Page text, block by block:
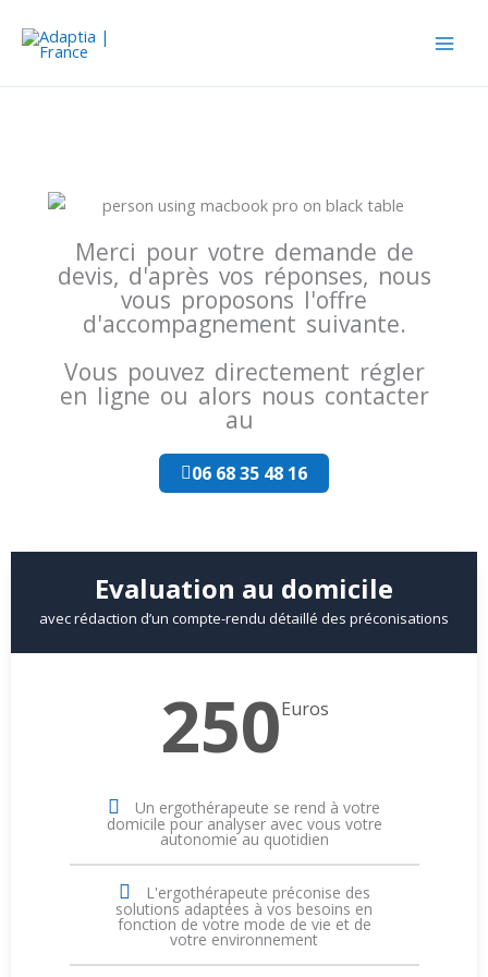
contenu
Merci pour votre demande de
devis, d'après vos réponses, nous
vous proposons l'offre
d'accompagnement suivante.
Vous pouvez directement régler
en ligne ou alors nous contacter
au ​​
06 68 35 48 16
Evaluation au domicile
avec rédaction d’un compte-rendu détaillé des préconisations
250Euros
Un ergothérapeute se rend à votre
domicile pour analyser avec vous votre
autonomie au quotidien
L'ergothérapeute préconise des
solutions adaptées à vos besoins en
fonction de votre mode de vie et de
votre environnement